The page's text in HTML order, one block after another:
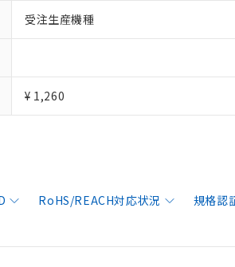
受注生産機種
¥ 1,260
RoHS/REACH対応状況 規格認